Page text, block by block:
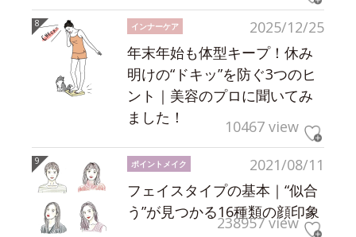
2025/12/25
インナーケア
年末年始も体型キープ！休み
明けの“ドキッ”を防ぐ3つのヒ
ント｜美容のプロに聞いてみ
ました！
10467 view
2021/08/11
ポイントメイク
フェイスタイプの基本｜“似合
う”が見つかる16種類の顔印象
238957 view